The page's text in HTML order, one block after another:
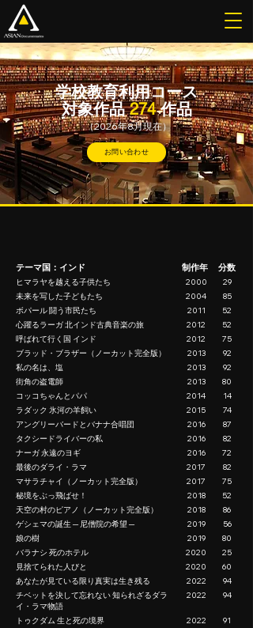
学校教育利用コース
​対象作品274作品
（2026年8月現在）
お問い合わせ
テーマ国：インド 制作年 分数
ヒマラヤを越える子供たち 2000
29
未来を写した子どもたち
2004
85
ボパール 闘う市民たち
2011
52
心躍るラーガ 北インド古典音楽の旅
2012
52
呼ばれて行く国 インド
2012
75
ブラッド・ブラザー（ノーカット完全版）
2013
92
私の名は、塩
2013
92
街角の盗電師
2013
80
コッコちゃんとパパ
2014
14
ラダック 氷河の羊飼い
2015
74
アングリーバードとバナナ合唱団
2016
87
タクシードライバーの私
2016
82
ナーガ 永遠のヨギ
2016
72
最後のダライ・ラマ
2017
82
マサラチャイ（ノーカット完全版）
2017
75
秘境をぶっ飛ばせ！
2018
52
天空の村のピアノ（ノーカット完全版）
2018
86
ゲシェマの誕生 ─ 尼僧院の希望 ─
2019
56
娘の樹
2019
80
バラナシ 死のホテル
2020
25
見捨てられた人びと
2020
60
あなたが見ている限り真実は生き残る
2022
94
チベットを決して忘れない 知られざるダラ
イ・ラマ物語
2022 94
トゥクダム 生と死の境界 2022
91